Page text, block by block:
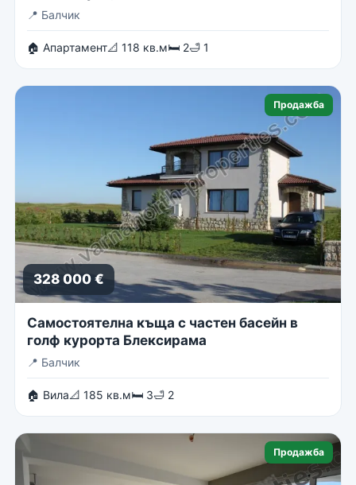
📍 Балчик
🏠 Апартамент📐 118 кв.м🛏 2🛁 1
Продажба
328 000 €
Самостоятелна къща с частен басейн в
голф курорта Блексирама
📍 Балчик
🏠 Вила📐 185 кв.м🛏 3🛁 2
Продажба